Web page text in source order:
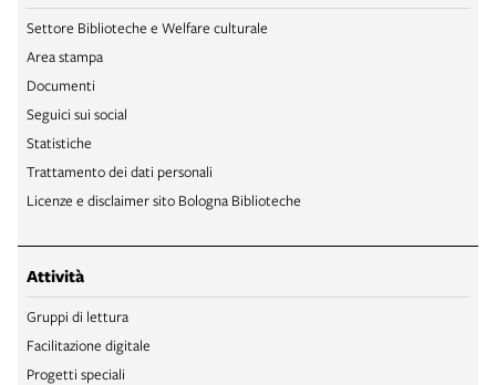
Settore Biblioteche e Welfare culturale
Area stampa
Documenti
Seguici sui social
Statistiche
Trattamento dei dati personali
Licenze e disclaimer sito Bologna Biblioteche
Attività
Gruppi di lettura
Facilitazione digitale
Progetti speciali